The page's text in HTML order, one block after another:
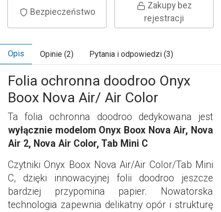
Bezpieczeństwo
Zakupy bez
rejestracji
Opis Opinie (2) Pytania i odpowiedzi (3)
Folia ochronna doodroo Onyx
Boox Nova Air/ Air Color
Ta folia ochronna doodroo dedykowana jest
wyłącznie modelom Onyx Boox Nova Air, Nova
Air 2, Nova Air Color, Tab Mini C
Czytniki Onyx Boox Nova Air/Air Color/Tab Mini
C, dzięki innowacyjnej folii doodroo jeszcze
bardziej przypomina papier. Nowatorska
technologia zapewnia delikatny opór i strukturę